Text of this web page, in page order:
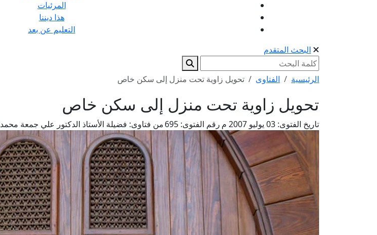
المرئيات
هذا ديننا
التعليم عن بعد
البحث المتقدم
الرئيسية الفتاوى تحويل زاوية تحت منزل إلى سكن خاص
تحويل زاوية تحت منزل إلى سكن خاص
تاريخ الفتوى: رقم الفتوى: من فتاوى: فضيلة الأستاذ الدكتور علي جمعة محمد